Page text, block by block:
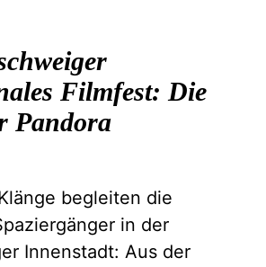
Filmfest: Die
Pandora
begleiten die
in der
Innenstadt: Aus der